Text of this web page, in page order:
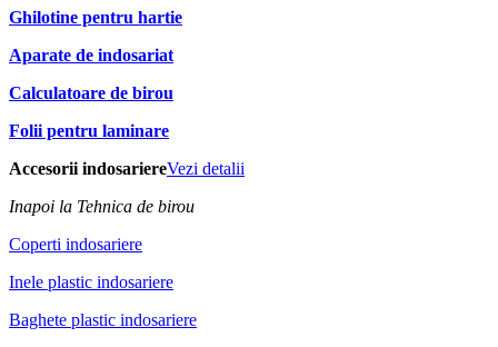
Ghilotine pentru hartie
Aparate de indosariat
Calculatoare de birou
Folii pentru laminare
Accesorii indosariereVezi detalii
Inapoi la Tehnica de birou
Coperti indosariere
Inele plastic indosariere
Baghete plastic indosariere